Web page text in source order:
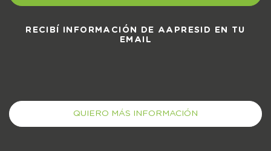
RECIBÍ INFORMACIÓN DE AAPRESID EN TU
EMAIL
QUIERO MÁS INFORMACIÓN